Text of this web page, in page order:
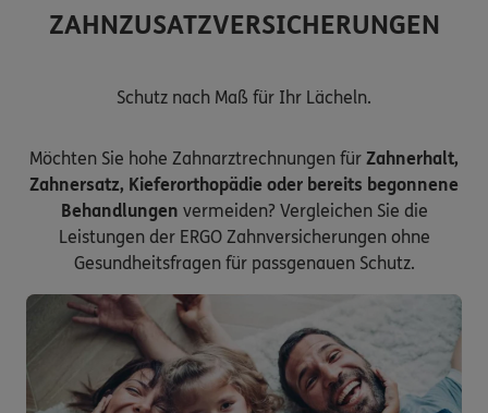
ZAHNZUSATZVERSICHERUNGEN
Schutz nach Maß für Ihr Lächeln.
Möchten Sie hohe Zahnarztrechnungen für Zahnerhalt,
Zahnersatz, Kieferorthopädie oder bereits begonnene
Behandlungen vermeiden? Vergleichen Sie die
Leistungen der ERGO Zahnversicherungen ohne
Gesundheitsfragen für passgenauen Schutz.